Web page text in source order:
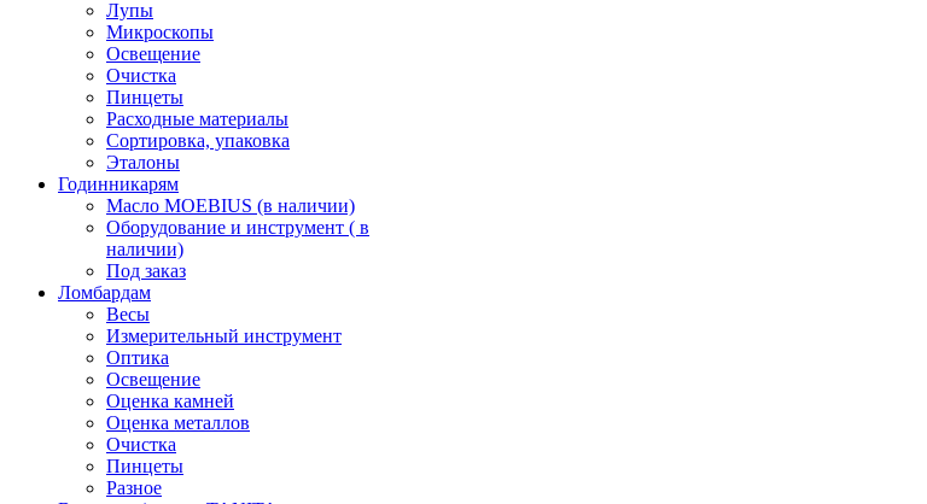
Лупы
Микроскопы
Освещение
Очистка
Пинцеты
Расходные материалы
Сортировка, упаковка
Эталоны
Годинникарям
Масло MOEBIUS (в наличии)
Оборудование и инструмент ( в
наличии)
Под заказ
Ломбардам
Весы
Измерительный инструмент
Оптика
Освещение
Оценка камней
Оценка металлов
Очистка
Пинцеты
Разное